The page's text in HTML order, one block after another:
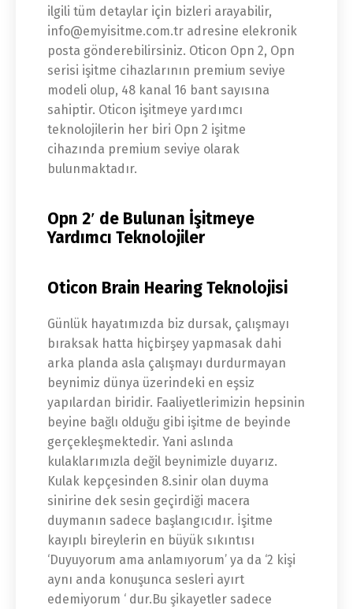
ilgili tüm detaylar için bizleri arayabilir,
info@emyisitme.com.tr adresine elekronik
posta gönderebilirsiniz. Oticon Opn 2, Opn
serisi işitme cihazlarının premium seviye
modeli olup, 48 kanal 16 bant sayısına
sahiptir. Oticon işitmeye yardımcı
teknolojilerin her biri Opn 2 işitme
cihazında premium seviye olarak
bulunmaktadır.
Opn 2′ de Bulunan İşitmeye
Yardımcı Teknolojiler
Oticon Brain Hearing Teknolojisi
Günlük hayatımızda biz dursak, çalışmayı
bıraksak hatta hiçbirşey yapmasak dahi
arka planda asla çalışmayı durdurmayan
beynimiz dünya üzerindeki en eşsiz
yapılardan biridir. Faaliyetlerimizin hepsinin
beyine bağlı olduğu gibi işitme de beyinde
gerçekleşmektedir. Yani aslında
kulaklarımızla değil beynimizle duyarız.
Kulak kepçesinden 8.sinir olan duyma
sinirine dek sesin geçirdiği macera
duymanın sadece başlangıcıdır. İşitme
kayıplı bireylerin en büyük sıkıntısı
‘Duyuyorum ama anlamıyorum’ ya da ‘2 kişi
aynı anda konuşunca sesleri ayırt
edemiyorum ‘ dur.Bu şikayetler sadece